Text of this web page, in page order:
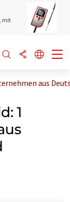
mit
aus
1